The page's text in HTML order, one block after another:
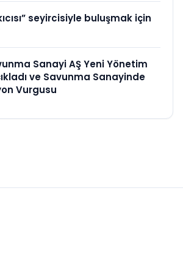
seyircisiyle buluşmak için
Sanayi AŞ Yeni Yönetim
ve Savunma Sanayinde
Vurgusu